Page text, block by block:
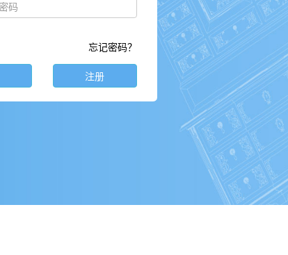
忘记密码？
注册